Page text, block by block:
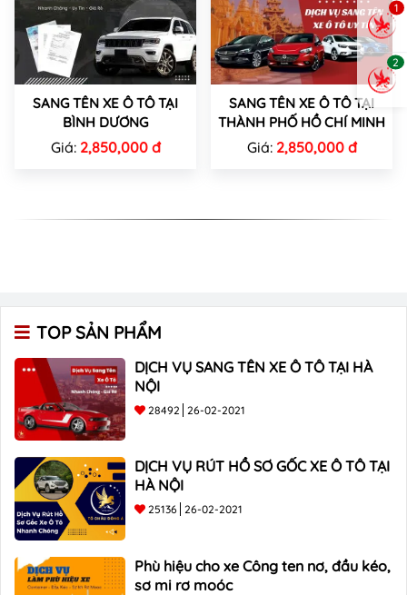
SANG TÊN XE Ô TÔ TẠI
BÌNH DƯƠNG
Giá: 2,850,000 đ
SANG TÊN XE Ô TÔ TẠI
THÀNH PHỐ HỒ CHÍ MINH
Giá: 2,850,000 đ
TOP SẢN PHẨM
DỊCH VỤ SANG TÊN XE Ô TÔ TẠI HÀ
NỘI
28492 26-02-2021
DỊCH VỤ RÚT HỒ SƠ GỐC XE Ô TÔ TẠI
HÀ NỘI
25136 26-02-2021
Phù hiệu cho xe Công ten nơ, đầu kéo,
sơ mi rơ moóc
1
2